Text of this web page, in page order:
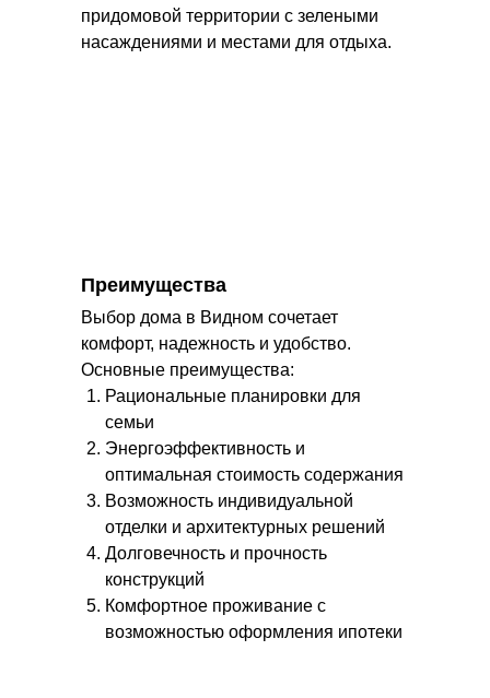
Преимущества
Выбор дома в Видном сочетает
комфорт, надежность и удобство.
Основные преимущества:
Рациональные планировки для
семьи
Энергоэффективность и
оптимальная стоимость содержания
Возможность индивидуальной
отделки и архитектурных решений
Долговечность и прочность
конструкций
Комфортное проживание с
возможностью оформления ипотеки
придомовой территории с зелеными
насаждениями и местами для отдыха.